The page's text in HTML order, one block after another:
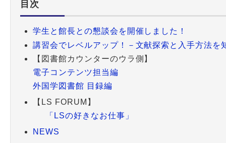
目次
学生と館長との懇談会を開催しました！
講習会でレベルアップ！－文献探索と入手方法を
【図書館カウンターのウラ側】
電子コンテンツ担当編
外国学図書館 目録編
【LS FORUM】
「LSの好きなお仕事」
NEWS